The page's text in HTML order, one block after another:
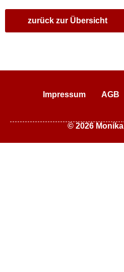
zurück zur Übersicht
Impressum AGB
© 2026